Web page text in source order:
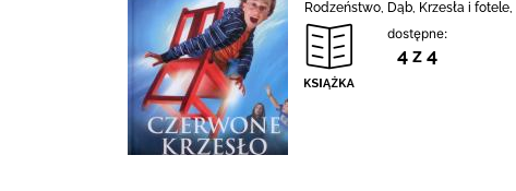
Rodzeństwo, Dąb, Krzesła i
dostępne:
4 z 4